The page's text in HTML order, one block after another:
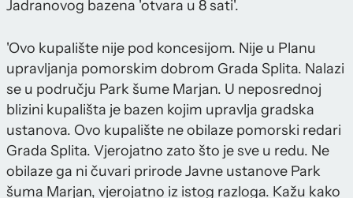
Jadranovog bazena 'otvara u 8 sati'.
'Ovo kupalište nije pod koncesijom. Nije u Planu
upravljanja pomorskim dobrom Grada Splita. Nalazi
se u području Park šume Marjan. U neposrednoj
blizini kupališta je bazen kojim upravlja gradska
ustanova. Ovo kupalište ne obilaze pomorski redari
Grada Splita. Vjerojatno zato što je sve u redu. Ne
obilaze ga ni čuvari prirode Javne ustanove Park
šuma Marjan, vjerojatno iz istog razloga. Kažu kako